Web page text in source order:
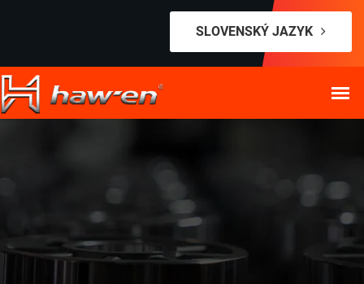
SLOVENSKÝ JAZYK